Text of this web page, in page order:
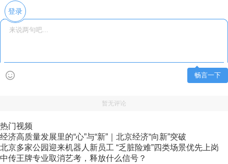
登录
畅言一下
暂无评论
热门视频
经济高质量发展里的“心”与“新”｜北京经济“向新”突破
北京多家公园迎来机器人新员工 “乏脏险难”四类场景优先上岗
中传王牌专业取消艺考，释放什么信号？